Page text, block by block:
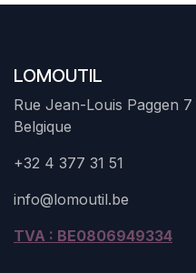
LOMOUTIL
Rue Jean-Louis
Belgique
+32 4 377 31 51
info@lomoutil.be
TVA : BE0806949334